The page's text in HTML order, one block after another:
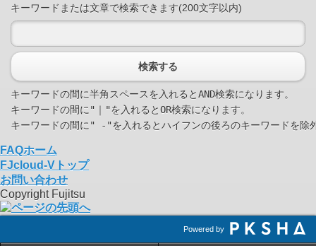
キーワードまたは文章で検索できます(200文字以内)
検索する
キーワードの間に半角スペースを入れるとAND検索になります。
キーワードの間に"｜"を入れるとOR検索になります。
FAQホーム
FJcloud-Vトップ
お問い合わせ
Copyright Fujitsu
Powered by